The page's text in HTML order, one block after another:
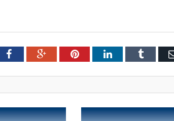
FacebookGoogle+PinterestLinkedInTumblr